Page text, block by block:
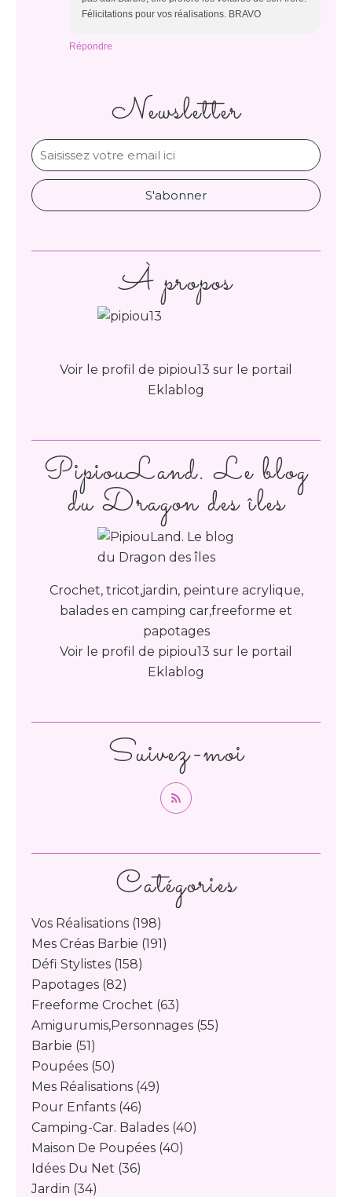
Félicitations pour vos réalisations. BRAVO
Répondre
Newsletter
Catégories
Vos Réalisations (198)
Mes Créas Barbie (191)
Défi Stylistes (158)
Papotages (82)
Freeforme Crochet (63)
Amigurumis,personnages (55)
Barbie (51)
Poupées (50)
Mes Réalisations (49)
Pour Enfants (46)
Camping-Car. Balades (40)
Maison De Poupées (40)
Idées Du Net (36)
Jardin (34)
PipiouLand. Le blog
du Dragon des îles
Crochet, tricot,jardin, peinture acrylique,
balades en camping car,freeforme et
papotages
Voir le profil de pipiou13 sur le portail
Eklablog
Suivez-moi
À propos
Voir le profil de pipiou13 sur le portail
Eklablog